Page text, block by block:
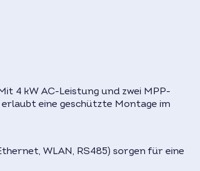
4 kW AC-Leistung und zwei MPP-
eine geschützte Montage im
WLAN, RS485) sorgen für eine